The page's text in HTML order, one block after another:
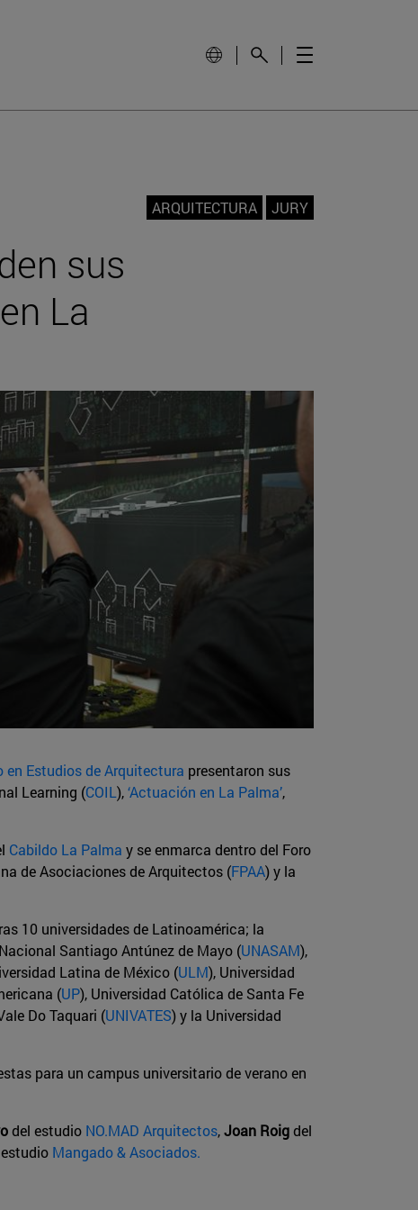
ARQUITECTURA JURY
sus
La
en Estudios de Arquitectura presentaron sus
Learning (COIL),‘Actuación en La Palma’,
Cabildo La Palma y se enmarca dentro del Foro
de Asociaciones de Arquitectos (FPAA) y la
10 universidades de Latinoamérica; la
Santiago Antúnez de Mayo (UNASAM),
Latina de México (ULM), Universidad
(UP), Universidad Católica de Santa Fe
Do Taquari (UNIVATES) y la Universidad
para un campus universitario de verano en
del estudio NO.MAD Arquitectos,Joan Roigdel
Mangado & Asociados.